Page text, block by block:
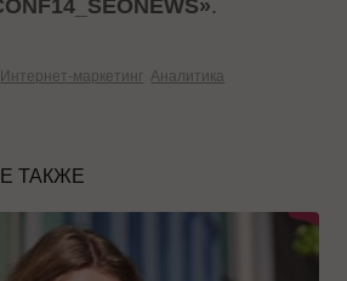
.
Интернет-маркетинг Аналитика
ТАКЖЕ